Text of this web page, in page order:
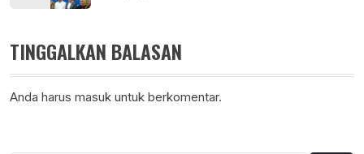
TINGGALKAN BALASAN
Anda harus masuk untuk berkomentar.